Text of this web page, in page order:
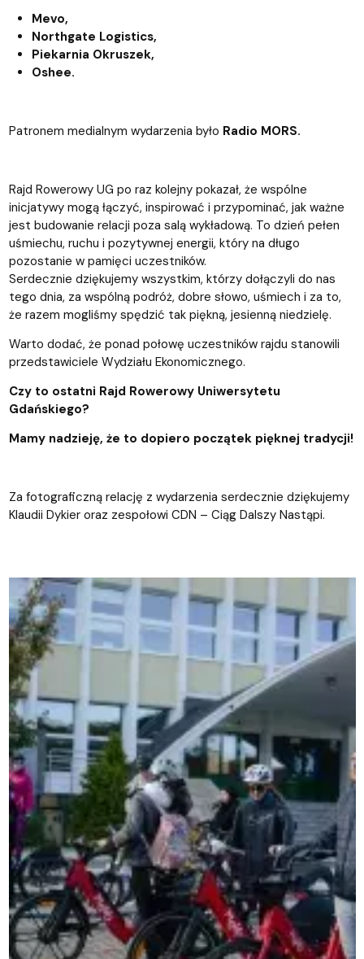
Mevo,
Northgate Logistics,
Piekarnia Okruszek,
Oshee.
Patronem medialnym wydarzenia było Radio MORS.
Rajd Rowerowy UG po raz kolejny pokazał, że wspólne
inicjatywy mogą łączyć, inspirować i przypominać, jak ważne
jest budowanie relacji poza salą wykładową. To dzień pełen
uśmiechu, ruchu i pozytywnej energii, który na długo
pozostanie w pamięci uczestników.
Serdecznie dziękujemy wszystkim, którzy dołączyli do nas
tego dnia, za wspólną podróż, dobre słowo, uśmiech i za to,
że razem mogliśmy spędzić tak piękną, jesienną niedzielę.
Warto dodać, że ponad połowę uczestników rajdu stanowili
przedstawiciele Wydziału Ekonomicznego.
Czy to ostatni Rajd Rowerowy Uniwersytetu
Gdańskiego?
Mamy nadzieję, że to dopiero początek pięknej tradycji!
Za fotograficzną relację z wydarzenia serdecznie dziękujemy
Klaudii Dykier oraz zespołowi CDN – Ciąg Dalszy Nastąpi.